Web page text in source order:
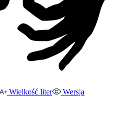
Wielkość liter
Wersja